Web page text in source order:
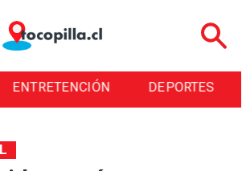
ENTRETENCIÓN DEPORTES